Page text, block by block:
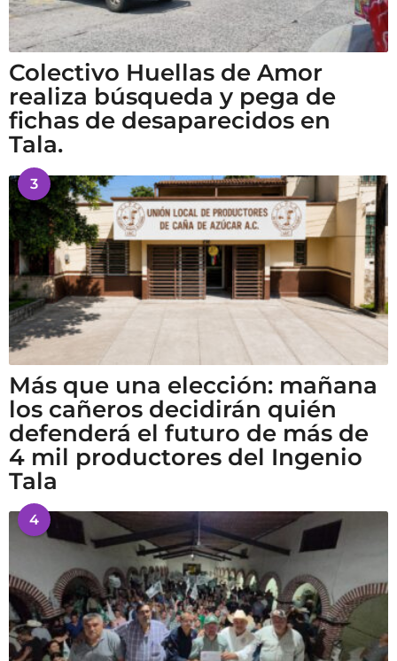
Colectivo Huellas de Amor
realiza búsqueda y pega de
fichas de desaparecidos en
Tala.
3
Más que una elección: mañana
los cañeros decidirán quién
defenderá el futuro de más de
4 mil productores del Ingenio
Tala
4